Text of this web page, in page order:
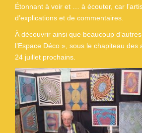
Étonnant à voir et … à écouter, car
d’explications et de commentaires.
À découvrir ainsi que beaucoup
l’Espace Déco », sous le chapiteau
24 juillet prochains.